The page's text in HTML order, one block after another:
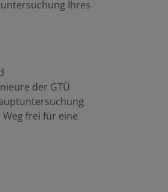
Ihres
der GTÜ
Weg frei für eine